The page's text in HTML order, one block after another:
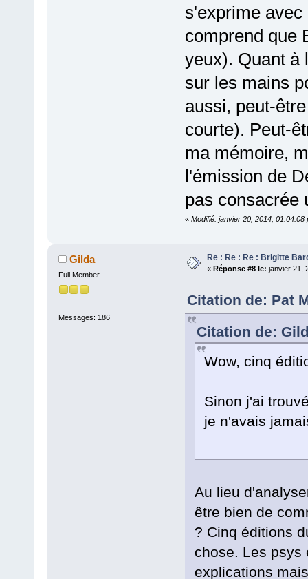
s'exprime
comprend que
yeux). Quant à
sur les mains
aussi, peut-
courte). Peut-
ma mémoire,
l'émission de
pas consacrée
« Modifié: janvier 20, 2014, 01:04:08
Gilda
Full Member
Messages: 186
Re : Re : Re : Brigitte
« Réponse #8 le: janvier 21,
Citation de: Pat
Citation de:
Wow, cinq
Sinon j'ai
je n'avais
Au lieu
être bien de
? Cinq éditions
chose. Les psys
explications